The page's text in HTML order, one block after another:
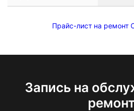
Прайс-лист на ремонт
Запись на